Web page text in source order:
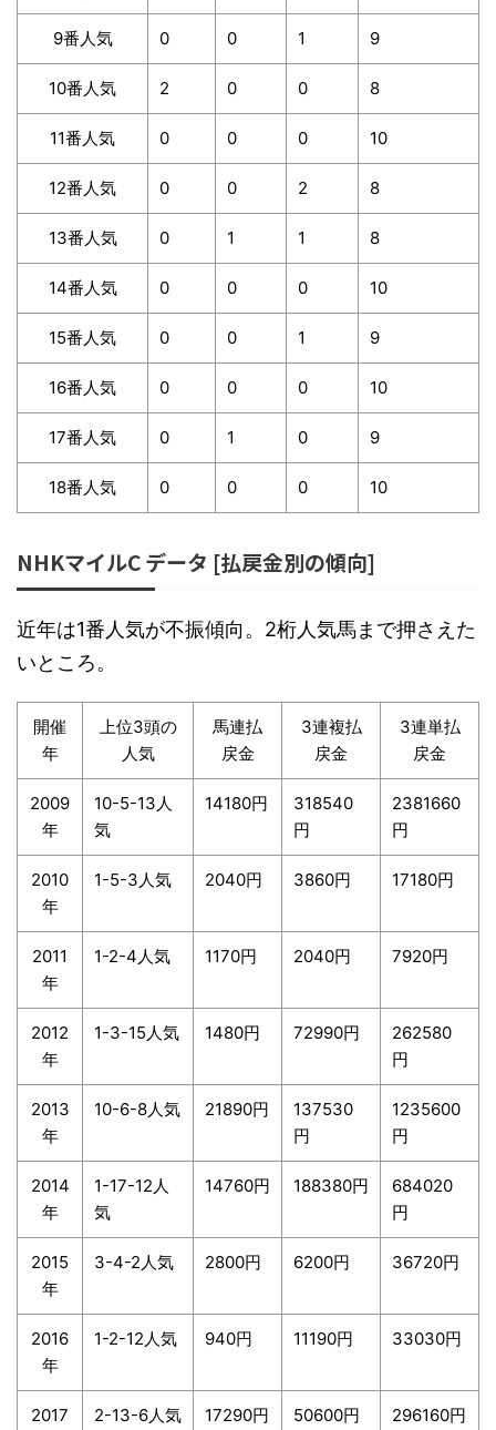
9番人気 0 0 1 9
10番人気 2 0 0 8
11番人気 0 0 0 10
12番人気 0 0 2 8
13番人気 0 1 1 8
14番人気 0 0 0 10
15番人気 0 0 1 9
16番人気 0 0 0 10
17番人気 0 1 0 9
18番人気 0 0 0 10
NHKマイルC データ [払戻金別の傾向]
近年は1番人気が不振傾向。2桁人気馬まで押さえた
いところ。
開催
年
上位3頭の
人気
馬連払
戻金
3連複払
戻金
3連単払
戻金
2009
年
10-5-13人
気
14180円
318540
円
2381660
円
2010
年
1-5-3人気 2040円 3860円 17180円
2011
年
1-2-4人気 1170円 2040円 7920円
2012
年
1-3-15人気 1480円 72990円
262580
円
2013
年
10-6-8人気 21890円
137530
円
1235600
円
2014
年
1-17-12人
気
14760円 188380円
684020
円
2015
年
3-4-2人気 2800円 6200円 36720円
2016
年
1-2-12人気 940円 11190円 33030円
2017
2-13-6人気 17290円 50600円 296160円